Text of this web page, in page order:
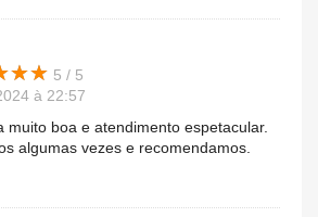
★★
★★ 5 / 5
à 22:57
muito boa e atendimento espetacular.
algumas vezes e recomendamos.